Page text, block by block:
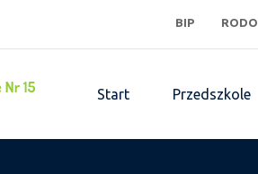
BIP RODO
Start Przedszkole